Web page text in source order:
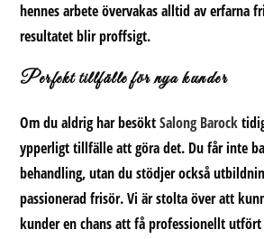
hennes arbete övervakas alltid av erfarna
resultatet blir proffsigt.
Perfekt tillfälle för nya kunder
Om du aldrig har besöktSalong Barock
ypperligt tillfälle att göra det. Du får inte
behandling, utan du stödjer också
passionerad frisör. Vi är stolta över att
kunder en chans att få professionellt